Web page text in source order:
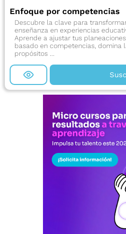
Enfoque por competencias
Descubre la clave para
enseñanza en experiencias
Aprende a ajustar tus
basado en competencias, domina
propósitos …